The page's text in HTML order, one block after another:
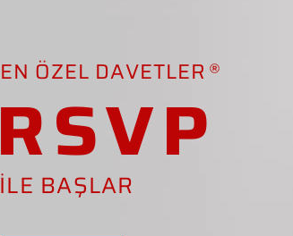
EN ÖZEL DAVETLER
RSVP
İLE BAŞLAR